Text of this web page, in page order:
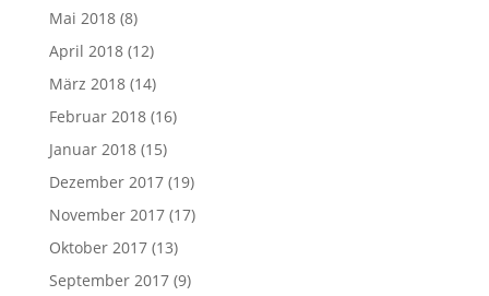
Mai 2018(8)
April 2018(12)
März 2018(14)
Februar 2018(16)
Januar 2018(15)
Dezember 2017(19)
November 2017(17)
Oktober 2017(13)
September 2017(9)